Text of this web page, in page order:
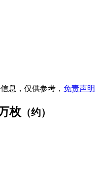
息，仅供参考， 免责声明
枚 （约）